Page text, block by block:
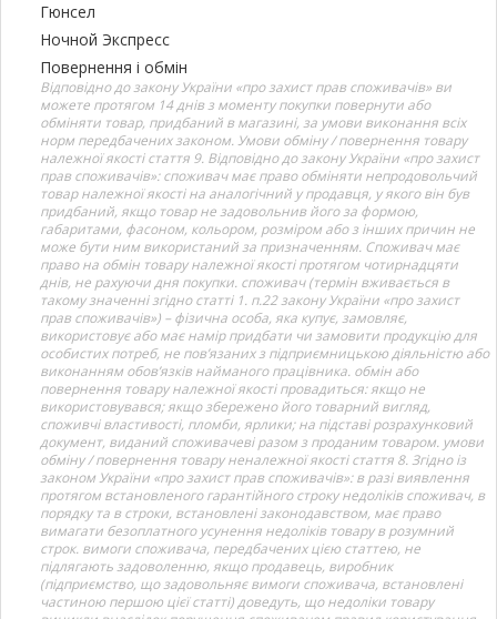
Гюнсел
Ночной Экспресс
Повернення і обмін
Відповідно до закону України «про захист прав споживачів» ви
можете протягом 14 днів з моменту покупки повернути або
обміняти товар, придбаний в магазині, за умови виконання всіх
норм передбачених законом. Умови обміну / повернення товару
належної якості стаття 9. Відповідно до закону України «про захист
прав споживачів»: споживач має право обміняти непродовольчий
товар належної якості на аналогічний у продавця, у якого він був
придбаний, якщо товар не задовольнив його за формою,
габаритами, фасоном, кольором, розміром або з інших причин не
може бути ним використаний за призначенням. Споживач має
право на обмін товару належної якості протягом чотирнадцяти
днів, не рахуючи дня покупки. споживач (термін вживається в
такому значенні згідно статті 1. п.22 закону України «про захист
прав споживачів») – фізична особа, яка купує, замовляє,
використовує або має намір придбати чи замовити продукцію для
особистих потреб, не пов’язаних з підприємницькою діяльністю або
виконанням обов’язків найманого працівника. обмін або
повернення товару належної якості провадиться: якщо не
використовувався; якщо збережено його товарний вигляд,
споживчі властивості, пломби, ярлики; на підставі розрахунковий
документ, виданий споживачеві разом з проданим товаром. умови
обміну / повернення товару неналежної якості стаття 8. Згідно із
законом України «про захист прав споживачів»: в разі виявлення
протягом встановленого гарантійного строку недоліків споживач, в
порядку та в строки, встановлені законодавством, має право
вимагати безоплатного усунення недоліків товару в розумний
строк. вимоги споживача, передбачених цією статтею, не
підлягають задоволенню, якщо продавець, виробник
(підприємство, що задовольняє вимоги споживача, встановлені
частиною першою цієї статті) доведуть, що недоліки товару